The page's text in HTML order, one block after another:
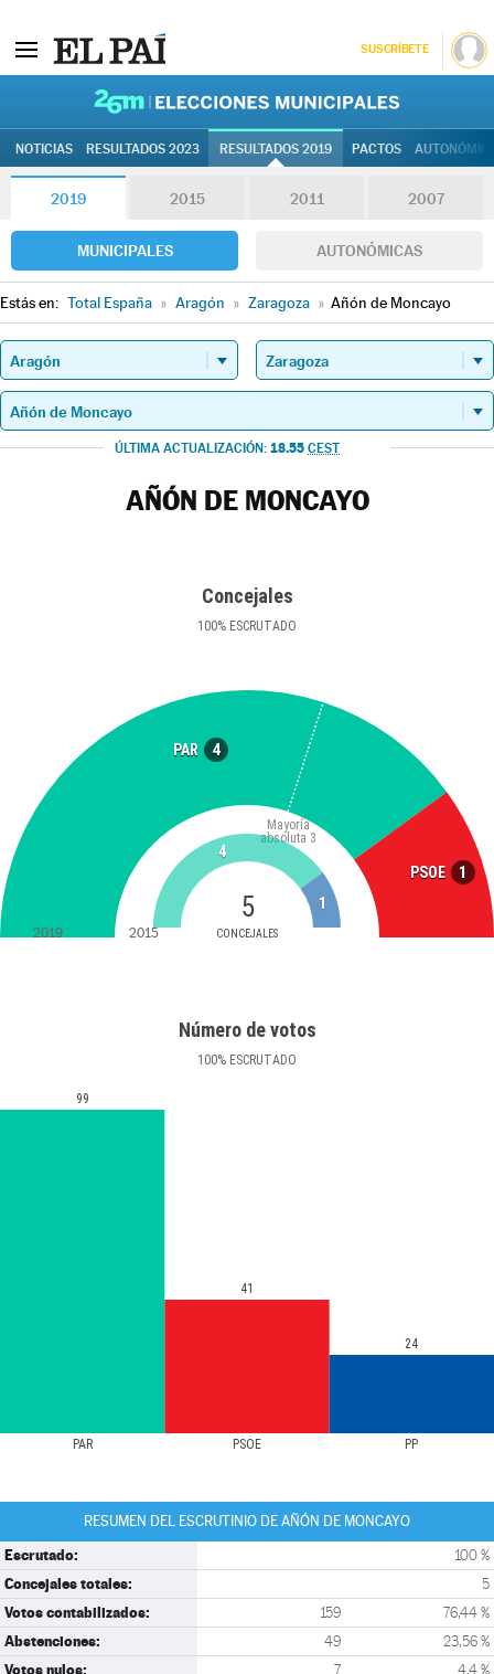
SUSCRÍBETE
NOTICIAS RESULTADOS 2023 RESULTADOS 2019 PACTOS
2019 2015 2011 2007
MUNICIPALES AUTONÓMICAS
Estás en: Total España » Aragón » Zaragoza » Añón de Moncayo
ÚLTIMA ACTUALIZACIÓN: 18.55 CEST
AÑÓN DE MONCAYO
Concejales
100% ESCRUTADO
PAR 4
PSOE 1
5
CONCEJALES
Mayoría
absoluta 3
4
1
2019 2015
Número de votos
100% ESCRUTADO
PAR PSOE PP
99
41
24
RESUMEN DEL ESCRUTINIO DE AÑÓN DE MONCAYO
Escrutado: 100 %
Concejales totales: 5
Votos contabilizados: 159 76,44 %
Abstenciones: 49 23,56 %
Votos nulos: 7 4,4 %